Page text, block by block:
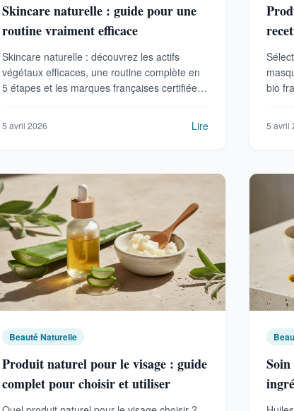
Skincare naturelle : guide pour une
routine vraiment efficace
Skincare naturelle : découvrez les actifs
végétaux efficaces, une routine complète en
5 étapes et les marques françaises certifiées
5 avril 2026 Lire
bio
5 avril
Beauté Naturelle
Produit naturel pour le visage : guide
complet pour choisir et utiliser